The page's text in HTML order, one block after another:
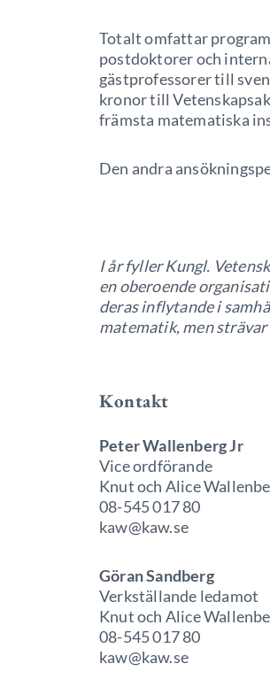
Totalt omfattar
postdoktorer och
gästprofessorer till
kronor till
främsta matematiska
Den andra
I år fyller Kungl.
en oberoende
deras inflytande i
matematik, men
Kontakt
Peter Wallenberg Jr
Vice ordförande
Knut och Alice
08-545 017 80
kaw@kaw.se
Göran Sandberg
Verkställande ledamot
Knut och Alice
08-545 017 80
kaw@kaw.se